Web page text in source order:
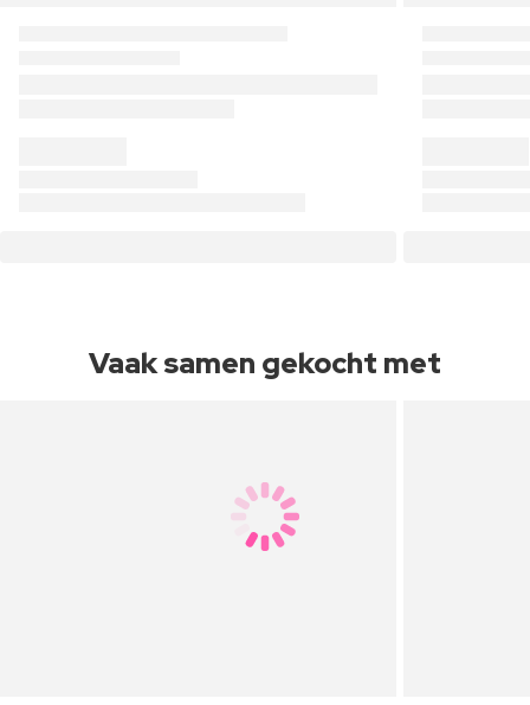
Vaak samen gekocht met